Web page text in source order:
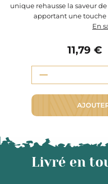
unique rehausse la saveur
apportant une touche
En
11,79 €
Livré en